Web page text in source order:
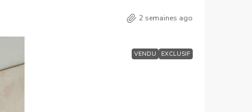
2 semaines ago
VENDU EXCLUSIF